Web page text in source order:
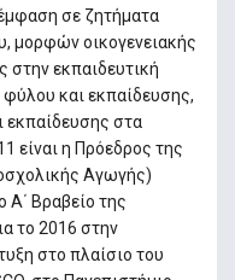
σε ζητήματα
μορφών οικογενειακής
στην εκπαιδευτική
και εκπαίδευσης,
εκπαίδευσης στα
είναι η Πρόεδρος της
Αγωγής)
Α΄ Βραβείο της
το 2016 στην
στο πλαίσιο του